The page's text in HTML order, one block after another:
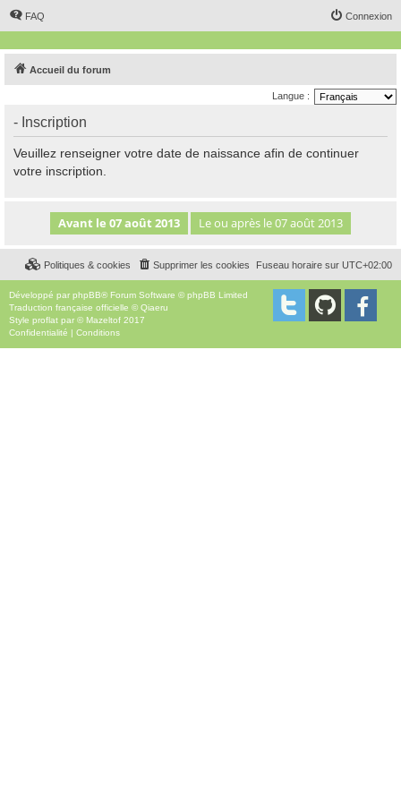
FAQ Connexion
Accueil du forum
Langue :
- Inscription
Veuillez renseigner votre date de naissance afin de continuer
votre inscription.
Fuseau horaire sur UTC+02:00
Supprimer les cookies
Politiques & cookies
Développé par phpBB® Forum Software © phpBB Limited
Traduction française officielle ©Qiaeru
Style proflat par © Mazeltof 2017
Confidentialité
Conditions